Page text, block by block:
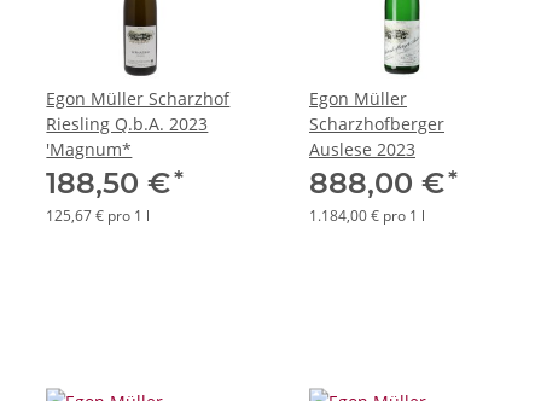
Egon Müller Scharzhof
Riesling Q.b.A. 2023
'Magnum*
188,50 €*
125,67 € pro 1 l
Egon Müller
Scharzhofberger
Auslese 2023
888,00 €*
1.184,00 € pro 1 l